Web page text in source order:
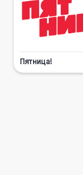
Пятница!